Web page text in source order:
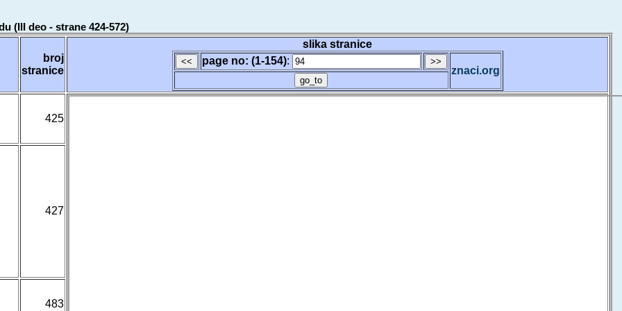
(III deo - strane 424-572)
broj
stranice
slika stranice
page no: (1-154):
znaci.org
425
427
483